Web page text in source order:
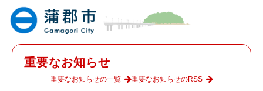
重要なお知らせ
重要なお知らせの一覧 重要なお知らせのRSS